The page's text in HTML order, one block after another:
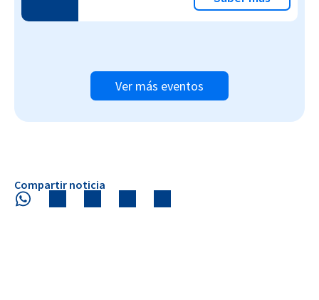
Ver más eventos
Compartir noticia